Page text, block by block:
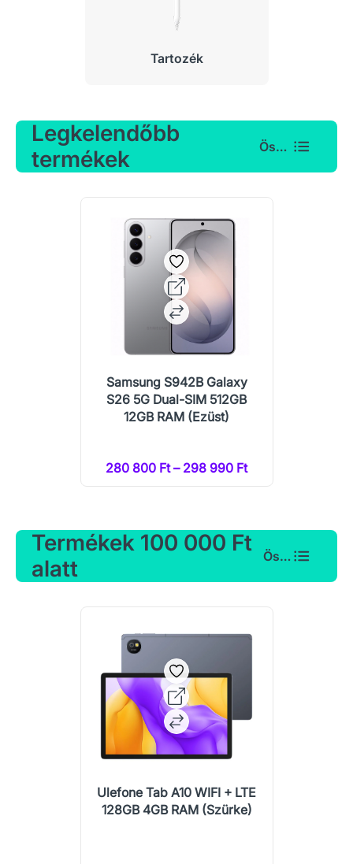
Tartozék
Legkelendőbb
termékek
Összes
Samsung S942B Galaxy
S26 5G Dual-SIM 512GB
12GB RAM (Ezüst)
280 800 Ft – 298 990 Ft
Termékek 100 000 Ft
alatt
Összes
Ulefone Tab A10 WIFI + LTE
128GB 4GB RAM (Szürke)